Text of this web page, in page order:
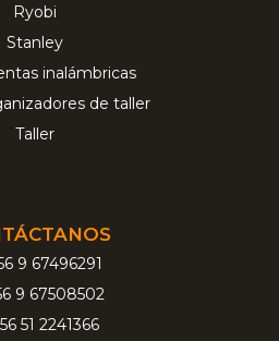
Ryobi
Stanley
inalámbricas
de taller
Taller
9 67496291
9 67508502
51 2241366